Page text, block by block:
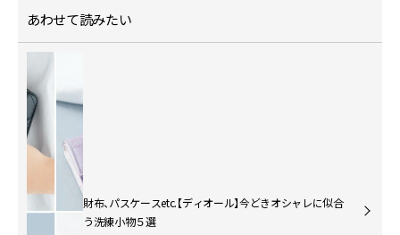
あわせて読みたい
財布、パスケースetc.【ディオール】今どきオシャレに似合
う洗練小物５選